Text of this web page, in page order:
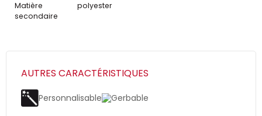
Matière
secondaire
polyester
AUTRES CARACTÉRISTIQUES
Personnalisable Gerbable